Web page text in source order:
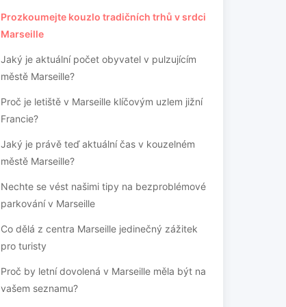
Prozkoumejte kouzlo tradičních trhů v srdci
Marseille
Jaký je aktuální počet obyvatel v pulzujícím
městě Marseille?
Proč je letiště v Marseille klíčovým uzlem jižní
Francie?
Jaký je právě teď aktuální čas v kouzelném
městě Marseille?
Nechte se vést našimi tipy na bezproblémové
parkování v Marseille
Co dělá z centra Marseille jedinečný zážitek
pro turisty
Proč by letní dovolená v Marseille měla být na
vašem seznamu?